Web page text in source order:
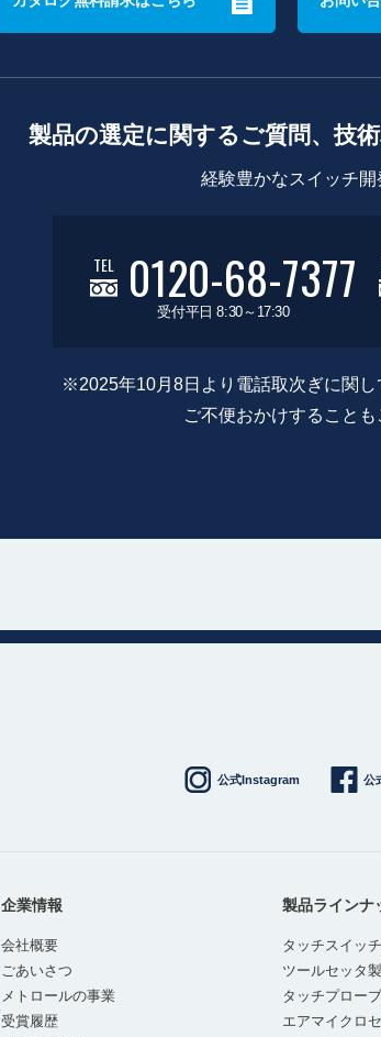
製品の選定に関するご質問、技
経験豊かなスイッチ開
TEL 0120-68-7377
受付平日 8:30～17:30
※2025年10月8日より電話取次ぎに関し
ご不便おかけすること
公式Instagram 公
企業情報
会社概要
ごあいさつ
メトロールの事業
受賞履歴
製品ラインナ
タッチスイッ
ツールセッタ
タッチプロー
エアマイクロ